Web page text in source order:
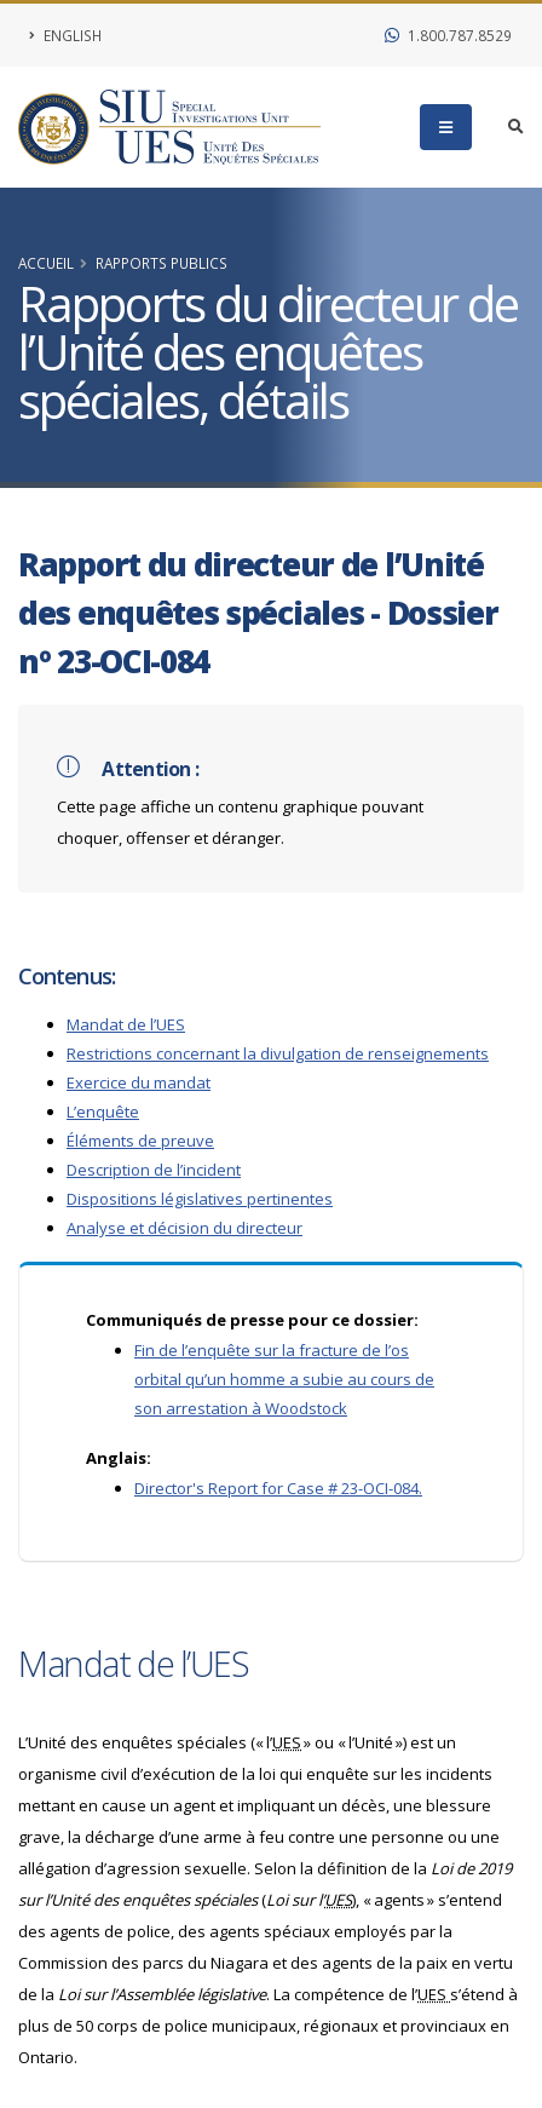
ENGLISH 1.800.787.8529
ACCUEIL RAPPORTS PUBLICS
Rapports du directeur de
l’Unité des enquêtes
spéciales, détails
Rapport du directeur de l’Unité
des enquêtes spéciales - Dossier
nº 23-OCI-084
Attention :
Cette page affiche un contenu graphique pouvant
choquer, offenser et déranger.
Contenus:
Mandat de l’UES
Restrictions concernant la divulgation de renseignements
Exercice du mandat
L’enquête
Éléments de preuve
Description de l’incident
Dispositions législatives pertinentes
Analyse et décision du directeur
Communiqués de presse pour ce dossier:
Fin de l’enquête sur la fracture de l’os
orbital qu’un homme a subie au cours de
son arrestation à Woodstock
Anglais:
Director's Report for Case # 23-OCI-084.
Mandat de l’UES
L’Unité des enquêtes spéciales (« l’UES» ou « l’Unité ») est un
organisme civil d’exécution de la loi qui enquête sur les incidents
mettant en cause un agent et impliquant un décès, une blessure
grave, la décharge d’une arme à feu contre une personne ou une
allégation d’agression sexuelle. Selon la définition de la Loi de 2019
sur l’Unité des enquêtes spéciales(Loi sur l’UES), « agents » s’entend
des agents de police, des agents spéciaux employés par la
Commission des parcs du Niagara et des agents de la paix en vertu
de la Loi sur l’Assemblée législative. La compétence de l’UES s’étend à
plus de 50 corps de police municipaux, régionaux et provinciaux en
Ontario.